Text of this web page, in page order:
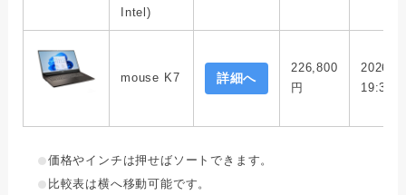
Intel)
mouse K7 詳細へ
226,800
円
2026/
19:39
価格やインチは押せばソートできます。
比較表は横へ移動可能です。